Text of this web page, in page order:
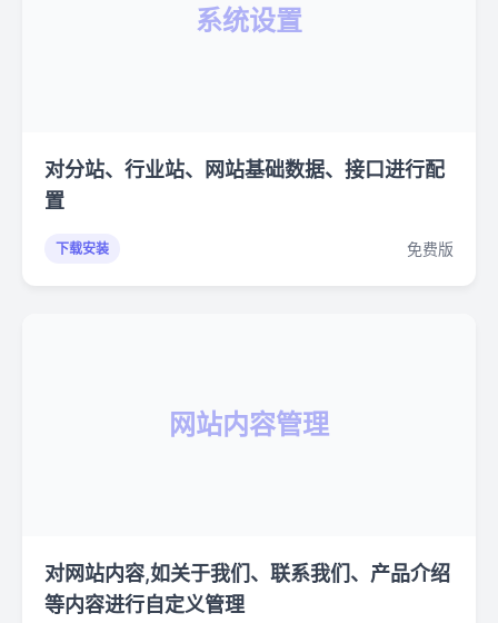
系统设置
对分站、行业站、网站基础数据、接口进行配
置
下载安装 免费版
网站内容管理
对网站内容,如关于我们、联系我们、产品介绍
等内容进行自定义管理